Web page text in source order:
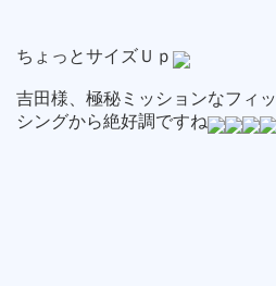
ちょっとサイズＵｐ
吉田様、極秘ミッションなフィッ
シングから絶好調ですね